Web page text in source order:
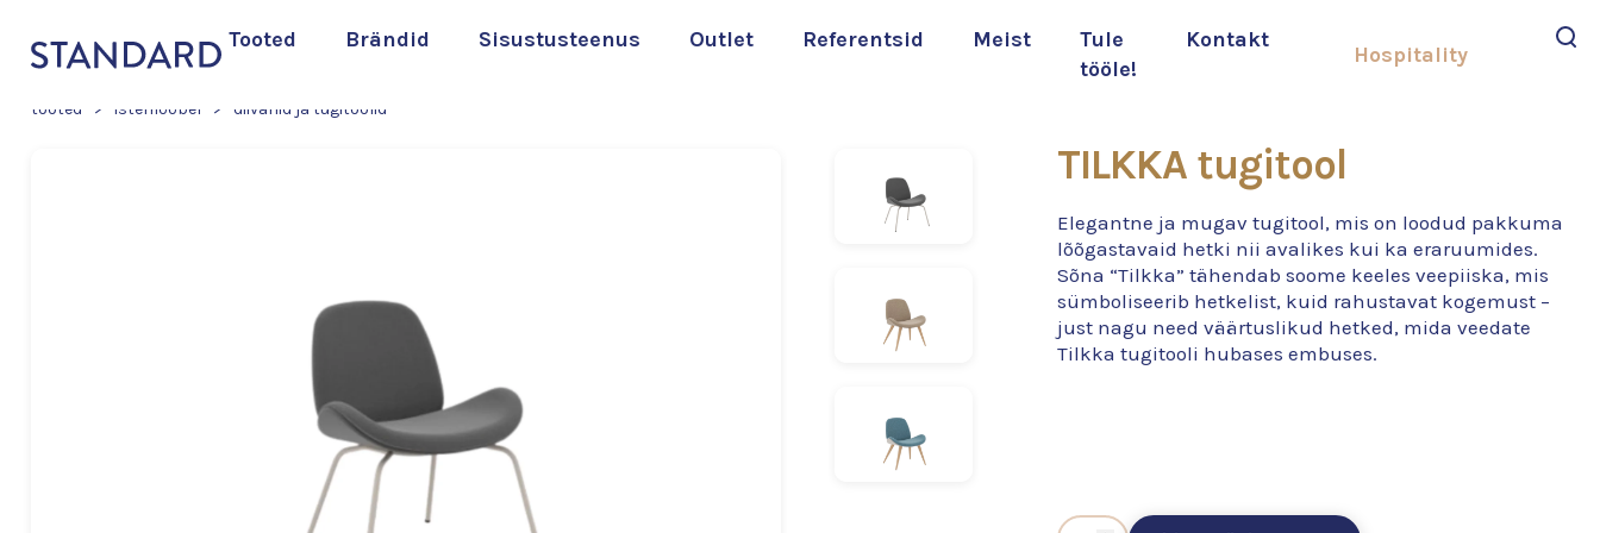
Tooted Brändid Sisustusteenus Outlet Referentsid Meist
Tule
tööle!
Kontakt
Hospitality
tooted > istemööbel > diivanid ja tugitoolid
TILKKA tugitool
Elegantne ja mugav tugitool, mis on loodud pakkuma
lõõgastavaid hetki nii avalikes kui ka eraruumides.
Sõna “Tilkka” tähendab soome keeles veepiiska, mis
sümboliseerib hetkelist, kuid rahustavat kogemust –
just nagu need väärtuslikud hetked, mida veedate
Tilkka tugitooli hubases embuses.